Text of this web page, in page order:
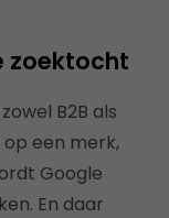
zoektocht
B2B als
op een merk,
Google
En daar